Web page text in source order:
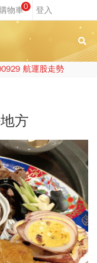
0
航運股走勢
方